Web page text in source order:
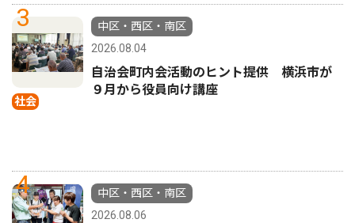
3
社会
中区・西区・南区
2026.08.04
自治会町内会活動のヒント提供 横浜市が
９月から役員向け講座
4
中区・西区・南区
2026.08.06